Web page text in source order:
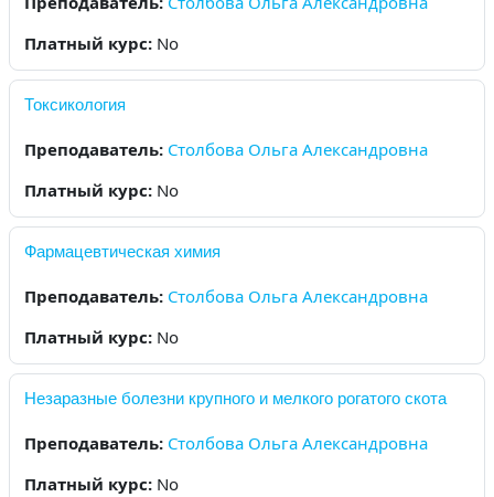
Платный курс: No
Токсикология
Преподаватель: Столбова Ольга Александровна
Платный курс: No
Фармацевтическая химия
Преподаватель: Столбова Ольга Александровна
Платный курс: No
Незаразные болезни крупного и мелкого рогатого скота
Преподаватель: Столбова Ольга Александровна
Платный курс: No